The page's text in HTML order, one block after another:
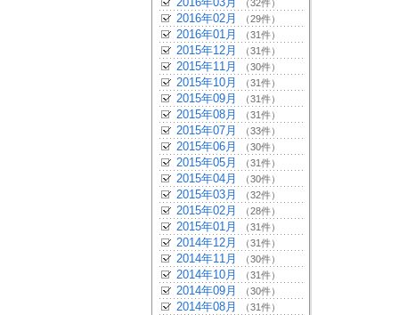
（32件）
2016年02月 （29件）
2016年01月 （31件）
2015年12月 （31件）
2015年11月 （30件）
2015年10月 （31件）
2015年09月 （31件）
2015年08月 （31件）
2015年07月 （33件）
2015年06月 （30件）
2015年05月 （31件）
2015年04月 （30件）
2015年03月 （32件）
2015年02月 （28件）
2015年01月 （31件）
2014年12月 （31件）
2014年11月 （30件）
2014年10月 （31件）
2014年09月 （30件）
2014年08月 （31件）